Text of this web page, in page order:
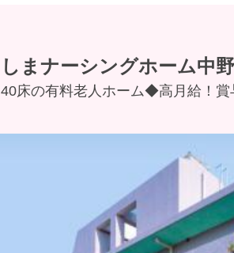
しまナーシングホーム中野
40床の有料老人ホーム◆高月給！